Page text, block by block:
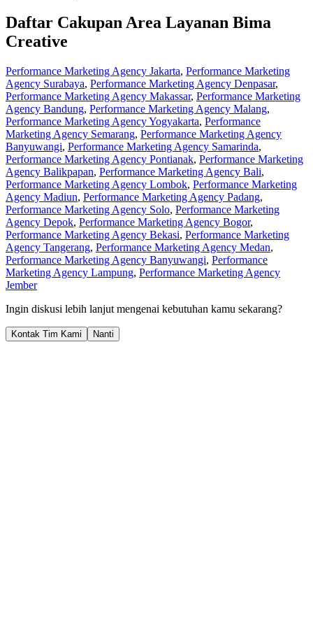
Daftar Cakupan Area Layanan Bima
Creative
Performance Marketing Agency Jakarta, Performance Marketing
Agency Surabaya, Performance Marketing Agency Denpasar,
Performance Marketing Agency Makassar, Performance Marketing
Agency Bandung, Performance Marketing Agency Malang,
Performance Marketing Agency Yogyakarta, Performance
Marketing Agency Semarang, Performance Marketing Agency
Banyuwangi, Performance Marketing Agency Samarinda,
Performance Marketing Agency Pontianak, Performance Marketing
Agency Balikpapan, Performance Marketing Agency Bali,
Performance Marketing Agency Lombok, Performance Marketing
Agency Madiun, Performance Marketing Agency Padang,
Performance Marketing Agency Solo, Performance Marketing
Agency Depok, Performance Marketing Agency Bogor,
Performance Marketing Agency Bekasi, Performance Marketing
Agency Tangerang, Performance Marketing Agency Medan,
Performance Marketing Agency Banyuwangi, Performance
Marketing Agency Lampung, Performance Marketing Agency
Jember
Ingin diskusi lebih lanjut mengenai kebutuhan kamu sekarang?
Kontak Tim Kami Nanti